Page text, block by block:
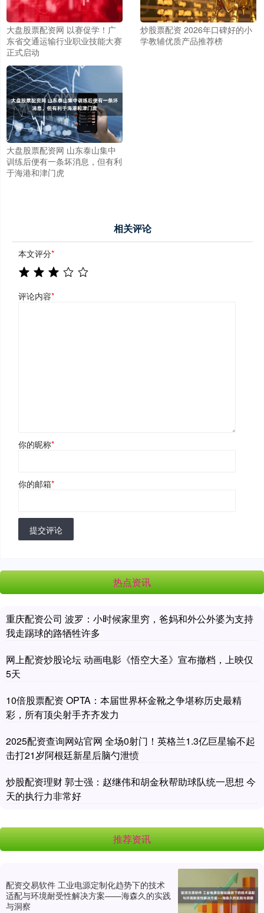
大盘股票配资网 以赛促学！广
东省交通运输行业职业技能大赛
正式启动
炒股票配资 2026年口碑好的小
学教辅优质产品推荐榜
大盘股票配资网 山东泰山集中
训练后便有一条坏消息，但有利
于海港和津门虎
相关评论
本文评分*
评论内容*
你的昵称*
你的邮箱*
提交评论
热点资讯
重庆配资公司 波罗：小时候家里穷，爸妈和外公外婆为支持
我走踢球的路牺牲许多
网上配资炒股论坛 动画电影《悟空大圣》宣布撤档，上映仅
5天
10倍股票配资 OPTA：本届世界杯金靴之争堪称历史最精
彩，所有顶尖射手齐齐发力
2025配资查询网站官网 全场0射门！英格兰1.3亿巨星输不起
击打21岁阿根廷新星后脑勺泄愤
炒股配资理财 郭士强：赵继伟和胡金秋帮助球队统一思想 今
天的执行力非常好
推荐资讯
配资交易软件 工业电源定制化趋势下的技术
适配与环境耐受性解决方案——海森久的实践
与洞察